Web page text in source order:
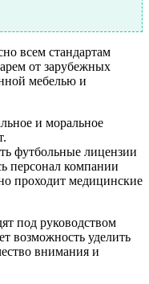
всем стандартам
от зарубежных
мебелью и
и моральное
футбольные лицензии
персонал компании
проходит медицинские
под руководством
возможность уделить
внимания и